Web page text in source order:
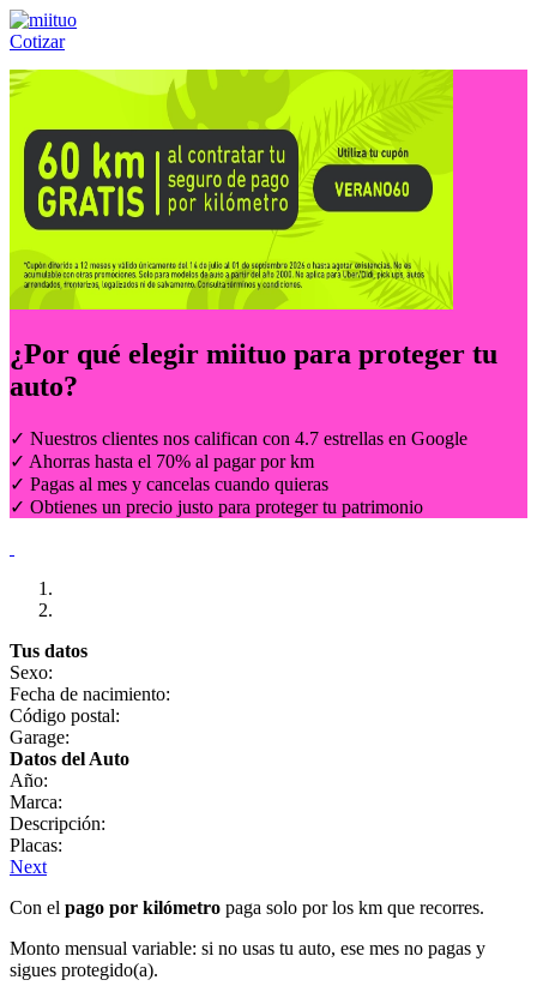
Cotizar
Llámanos al:(55) 84-21-05-00 ó
¿Por qué elegir miituo para proteger tu
auto?
✓ Nuestros clientes nos califican con 4.7 estrellas en Google
✓ Ahorras hasta el 70% al pagar por km
✓ Pagas al mes y cancelas cuando quieras
✓ Obtienes un precio justo para proteger tu patrimonio
Tus datos
Sexo:
Fecha de nacimiento:
Código postal:
Garage:
Datos del Auto
Año:
Marca:
Descripción:
Placas:
Next
Con el pago por kilómetro paga solo por los km que recorres.
Monto mensual variable: si no usas tu auto, ese mes no pagas y
sigues protegido(a).